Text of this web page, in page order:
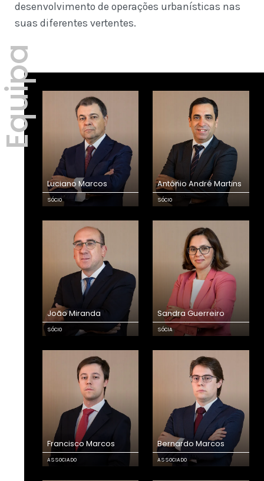
desenvolvimento de operações urbanísticas nas
suas diferentes vertentes.
Luciano Marcos
SÓCIO
António André Martins
SÓCIO
João Miranda
SÓCIO
Sandra Guerreiro
SÓCIA
Francisco Marcos
ASSOCIADO
Bernardo Marcos
ASSOCIADO